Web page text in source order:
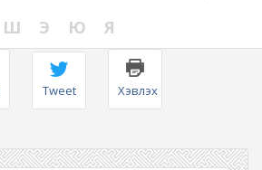
Ш
Э Ю Я
Tweet Хэвлэх